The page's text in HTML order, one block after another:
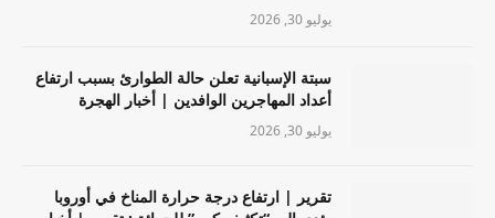
يوليو 30, 2026
سبتة الإسبانية تعلن حالة الطوارئ بسبب ارتفاع
أعداد المهاجرين الوافدين | أخبار الهجرة
يوليو 30, 2026
تقرير | ارتفاع درجة حرارة المناخ في أوروبا